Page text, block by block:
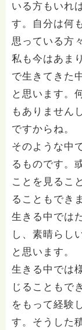
いる方もいれ
す。自分は何
思っている方
私も今はあま
で生きてきた
と思います。
もありません
ですからね。
そのような中
るものです。
ことを見るこ
ることもでき
生きる中では
し、素晴らし
と思います。
生きる中では
じることもで
をもって経験
す。そうした